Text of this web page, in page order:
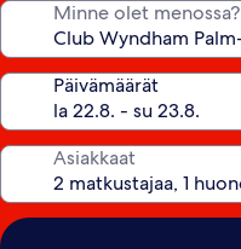
Minne olet menossa?
Päivämäärät
Asiakkaat